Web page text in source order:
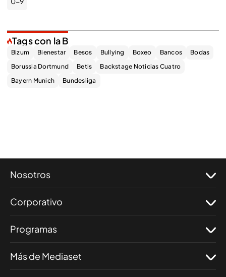
Tags con la B
Bizum Bienestar Besos Bullying Boxeo Bancos
Bodas
Borussia Dortmund
Betis
Backstage Noticias Cuatro
Bayern Munich
Bundesliga
Nosotros
Corporativo
Programas
Más de Mediaset